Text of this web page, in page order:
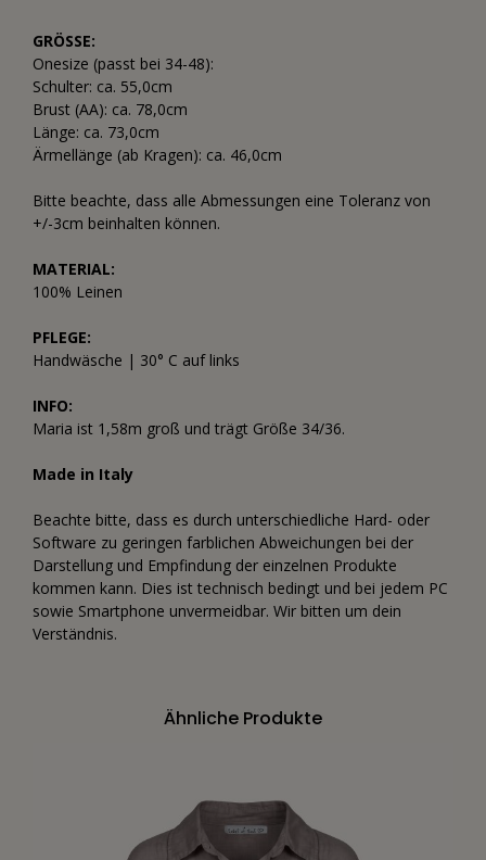
GRÖSSE:
Onesize (passt bei 34-48):
Schulter: ca. 55,0cm
Brust (AA): ca. 78,0cm
Länge: ca. 73,0cm
Ärmellänge (ab Kragen): ca. 46,0cm
Bitte beachte, dass alle Abmessungen eine Toleranz von
+/-3cm beinhalten können.
MATERIAL:
100% Leinen
PFLEGE:
Handwäsche | 30° C auf links
INFO:
Maria ist 1,58m groß und trägt Größe 34/36.
Made in Italy
Beachte bitte, dass es durch unterschiedliche Hard- oder
Software zu geringen farblichen Abweichungen bei der
Darstellung und Empfindung der einzelnen Produkte
kommen kann. Dies ist technisch bedingt und bei jedem PC
sowie Smartphone unvermeidbar. Wir bitten um dein
Verständnis.
Ähnliche Produkte